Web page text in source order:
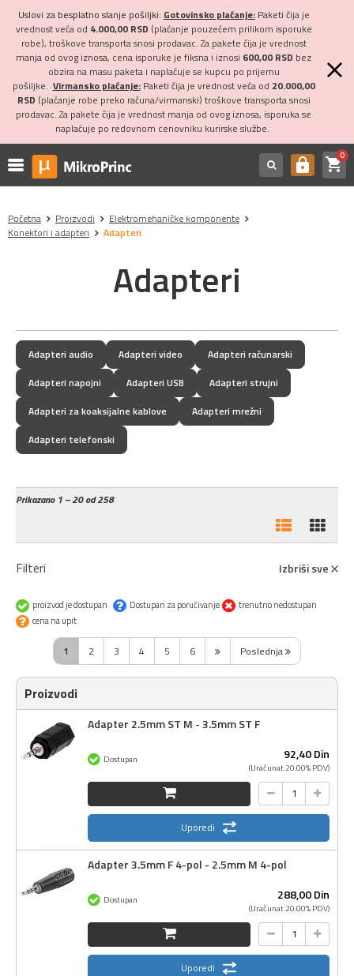
Uslovi za besplatno slanje pošiljki: Gotovinsko plaćanje:Paketi čija je
vrednost veća od 4.000,00 RSD (plaćanje pouzećem prilikom isporuke
robe), troškove transporta snosi prodavac. Za pakete čija je vrednost
manja od ovog iznosa, cena isporuke je fiksna i iznosi 600,00 RSD bez
obzira na masu paketa i naplaćuje se kupcu po prijemu
pošiljke. Virmansko plaćanje:Paketi čija je vrednost veća od 20.000,00
RSD (plaćanje robe preko računa/virmanski) troškove transporta snosi
prodavac. Za pakete čija je vrednost manja od ovog iznosa, isporuka se
naplaćuje po redovnom cenovniku kurirske službe.
https shopping_cart0
Početna Proizvodi
Elektromehaničke komponente
Konektori i adapteri
Adapteri
Adapteri
Adapteri audio Adapteri video
Adapteri računarski
Adapteri napojni
Adapteri USB
Adapteri strujni
Adapteri za koaksijalne kablove
Adapteri mrežni
Adapteri telefonski
Prikazano1 – 20 od 258
Filteri Izbriši sve
proizvod je dostupan Dostupan za poručivanje
trenutno nedostupan
cena na upit
1 2 3 4 5 6 Poslednja
Proizvodi
Adapter 2.5mm ST M - 3.5mm ST F
92,40Din
(Uračunat 20.00% PDV)
Dostupan
Uporedi
Adapter 3.5mm F 4-pol - 2.5mm M 4-pol
288,00Din
(Uračunat 20.00% PDV)
Dostupan
Uporedi